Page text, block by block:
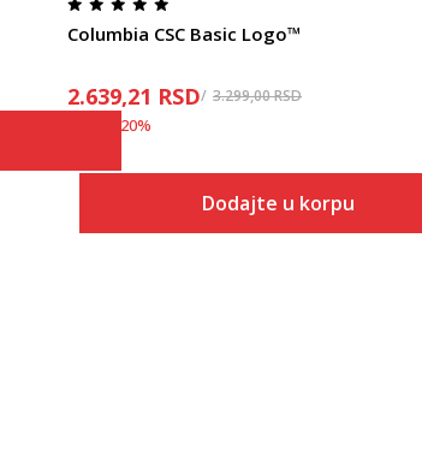
Columbia CSC Basic Logo™
2.639,21 RSD 3.299,00RSD
20%
Dodajte u korpu